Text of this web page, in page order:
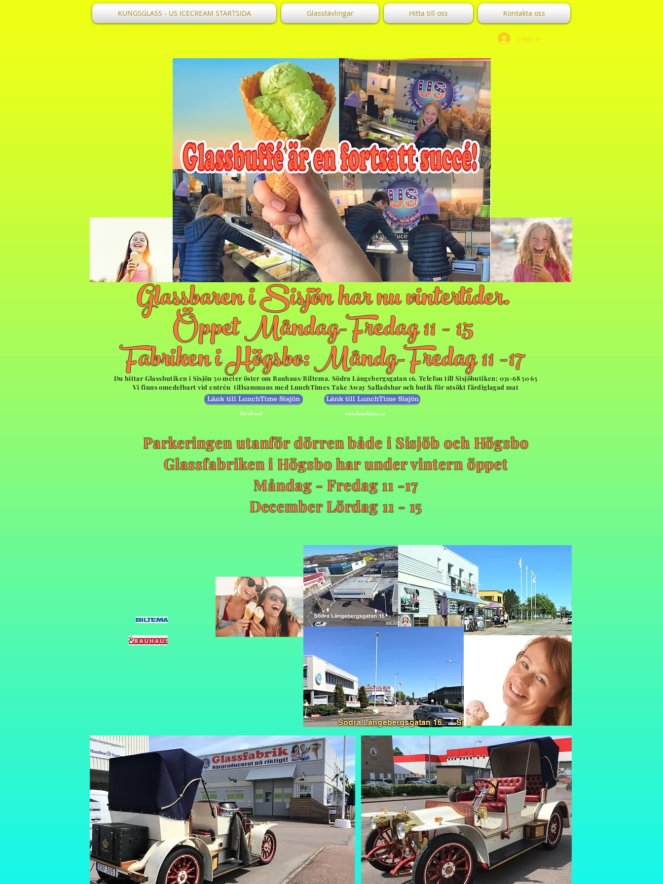
KUNGSGLASS - US ICECREAM STARTSIDA Glasstävlingar Hitta till oss Kontakta oss
Logga in
Glassbaren i Sisjön har nu vintertider.
Öppet Måndag-Fredag 11 - 15
Fabriken i Högsbo: Måndg-Fredag 11 -17
Du hittar Glassbutiken i Sisjön 50 meter öster om Bauhaus/Biltema. Södra Långebergsgatan 16. Telefon till Sisjöbutiken: 031-68 50 65
Vi finns omedelbart vid entrén tillsammans med LunchTimes Take Away Salladsbar och butik för utsökt färdiglagad mat
Länk till LunchTime Sisjön
Facebook
Länk till LunchTime Sisjön
www.lunchtime.se
Parkeringen utanför dörren både i Sisjöb och Högsbo
Glassfabriken i Högsbo har under vintern öppet
Måndag - Fredag 11 -17
December Lördag 11 - 15
Södra Långebergsgatan 16 Sisjön